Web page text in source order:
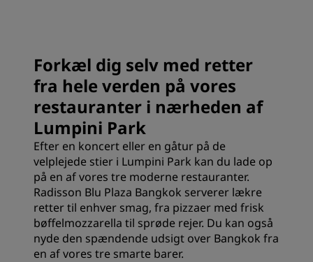
Forkæl dig selv med retter
fra hele verden på vores
restauranter i nærheden af
Lumpini Park
Efter en koncert eller en gåtur på de
velplejede stier i Lumpini Park kan du lade op
på en af vores tre moderne restauranter.
Radisson Blu Plaza Bangkok serverer lækre
retter til enhver smag, fra pizzaer med frisk
bøffelmozzarella til sprøde rejer. Du kan også
nyde den spændende udsigt over Bangkok fra
en af vores tre smarte barer.